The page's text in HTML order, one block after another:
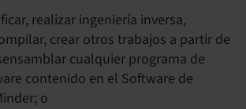
realizar ingeniería inversa,
crear otros trabajos a partir de
cualquier programa de
contenido en el Software de
o